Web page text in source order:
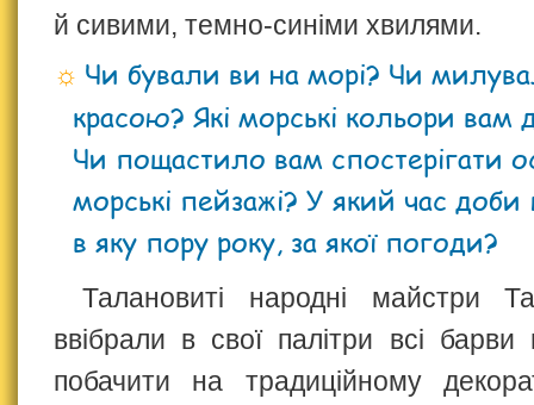
й сивими, темно-синіми хвилями.
Чи бували ви на морі? Чи
красою? Які морські кольори вам
Чи пощастило вам спостерігати
морські пейзажі? У який час
в яку пору року, за якої погоди?
Талановиті народні майстри
ввібрали в свої палітри всі
побачити на традиційному